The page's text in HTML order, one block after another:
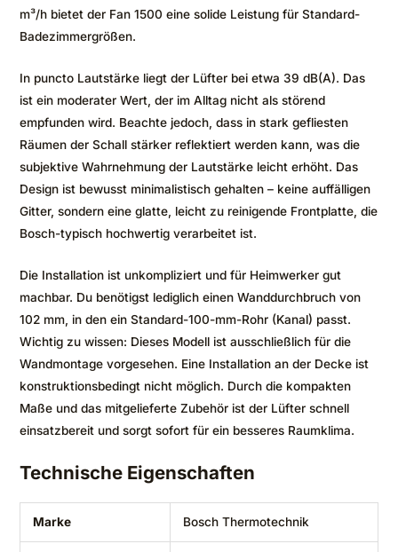
m³/h bietet der Fan 1500 eine solide Leistung für Standard-
Badezimmergrößen.
In puncto Lautstärke liegt der Lüfter bei etwa 39 dB(A). Das
ist ein moderater Wert, der im Alltag nicht als störend
empfunden wird. Beachte jedoch, dass in stark gefliesten
Räumen der Schall stärker reflektiert werden kann, was die
subjektive Wahrnehmung der Lautstärke leicht erhöht. Das
Design ist bewusst minimalistisch gehalten – keine auffälligen
Gitter, sondern eine glatte, leicht zu reinigende Frontplatte, die
Bosch-typisch hochwertig verarbeitet ist.
Die Installation ist unkompliziert und für Heimwerker gut
machbar. Du benötigst lediglich einen Wanddurchbruch von
102 mm, in den ein Standard-100-mm-Rohr (Kanal) passt.
Wichtig zu wissen: Dieses Modell ist ausschließlich für die
Wandmontage vorgesehen. Eine Installation an der Decke ist
konstruktionsbedingt nicht möglich. Durch die kompakten
Maße und das mitgelieferte Zubehör ist der Lüfter schnell
einsatzbereit und sorgt sofort für ein besseres Raumklima.
Technische Eigenschaften
Marke Bosch Thermotechnik